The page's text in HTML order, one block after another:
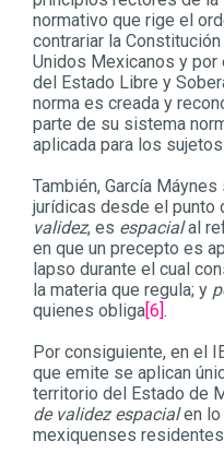
normativo que rige el
contrariar la
Unidos Mexicanos y
del Estado Libre y
norma es creada y
parte de su sistema
aplicada para los
También, García
jurídicas desde el punto
validez, es espacialal
en que un precepto es
lapso durante el cual
la materia que regula; y
quienes obliga[6].
Por consiguiente, en el
que emite se aplican
territorio del Estado de
de validez espacialen lo
mexiquenses